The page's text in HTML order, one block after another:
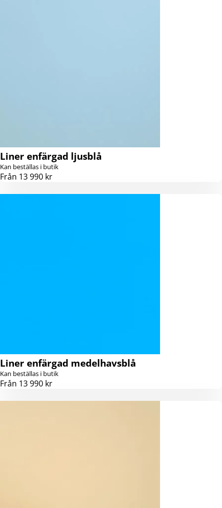
Liner enfärgad ljusblå
Kan beställas i butik
Från 13 990 kr
Liner enfärgad medelhavsblå
Kan beställas i butik
Från 13 990 kr